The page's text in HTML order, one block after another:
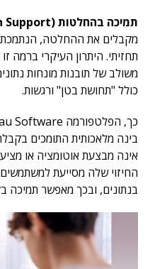
תמיכה בהחלטות (Decision Support)
מקבלים את ההחלטה, הנתמכת
משולב של תובנות מונחות
כולל "תחושת בטן" ורגשות.
בינה מלאכותית התומכים
אינה מבצעת אוטומציה או
החיזוי שלה מסייעת
בנתונים, ובכך מאפשר תמיכה